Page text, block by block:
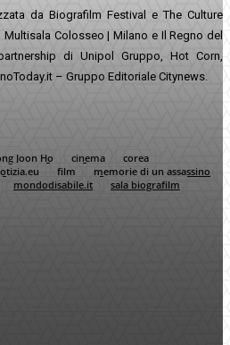
da Biografilm Festival e The Culture
Colosseo | Milano e Il Regno del
di Unipol Gruppo, Hot Corn,
– Gruppo Editoriale Citynews.
Joon Ho cinema
corea
film
memorie di un assassino
mondodisabile.it sala biografilm